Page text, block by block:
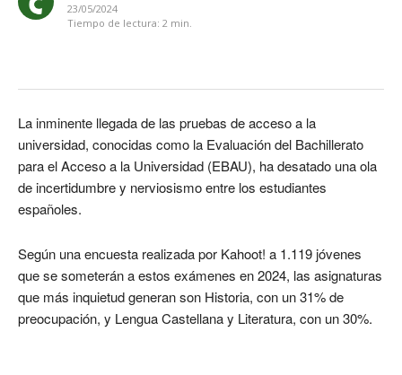
23/05/2024
Tiempo de lectura: 2 min.
La inminente llegada de las pruebas de acceso a la
universidad, conocidas como la Evaluación del Bachillerato
para el Acceso a la Universidad (EBAU), ha desatado una ola
de incertidumbre y nerviosismo entre los estudiantes
españoles.
Según una encuesta realizada por Kahoot! a 1.119 jóvenes
que se someterán a estos exámenes en 2024, las asignaturas
que más inquietud generan son Historia, con un 31% de
preocupación, y Lengua Castellana y Literatura, con un 30%.